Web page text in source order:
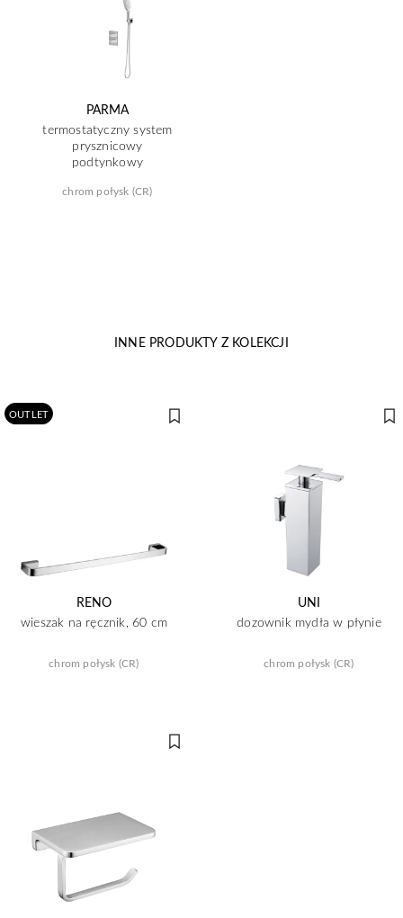
PARMA
termostatyczny system
prysznicowy
podtynkowy
chrom połysk (CR)
INNE PRODUKTY Z KOLEKCJI
OUTLET
RENO
wieszak na ręcznik, 60 cm
chrom połysk (CR)
UNI
dozownik mydła w płynie
chrom połysk (CR)